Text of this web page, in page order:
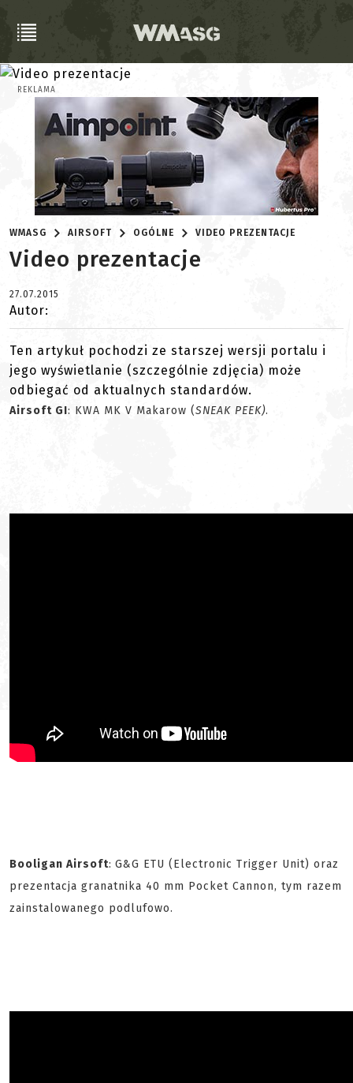
REKLAMA
WMASG AIRSOFT OGÓLNE VIDEO PREZENTACJE
Video prezentacje
27.07.2015
Autor:
Ten artykuł pochodzi ze starszej wersji portalu i
jego wyświetlanie (szczególnie zdjęcia) może
odbiegać od aktualnych standardów.
Airsoft GI: KWA MK V Makarow (SNEAK PEEK).
Booligan Airsoft: G&G ETU (Electronic Trigger Unit) oraz
prezentacja granatnika 40 mm Pocket Cannon, tym razem
zainstalowanego podlufowo.